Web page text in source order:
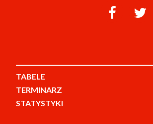
TABELE
TERMINARZ
STATYSTYKI